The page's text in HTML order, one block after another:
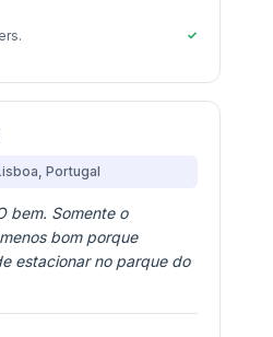
✓
, Portugal
bem. Somente o
bom porque
estacionar no parque do